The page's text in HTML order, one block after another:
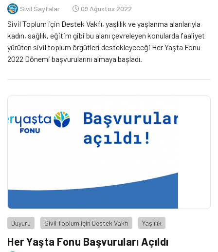
Sivil Sayfalar 09 Ağustos 2022
Sivil Toplum için Destek Vakfı, yaşlılık ve yaşlanma alanlarıyla
kadın, sağlık, eğitim gibi bu alanı çevreleyen konularda faaliyet
yürüten sivil toplum örgütleri destekleyeceği Her Yaşta Fonu
2022 Dönemi başvurularını almaya başladı.
Duyuru Sivil Toplum için Destek Vakfı Yaşlılık
Her Yaşta Fonu Başvuruları Açıldı